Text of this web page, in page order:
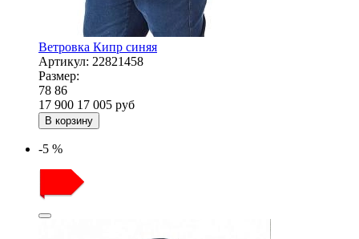
Ветровка Кипр синяя
Артикул: 22821458
Размер:
78 86
17 900 17 005 руб
В корзину
-5 %